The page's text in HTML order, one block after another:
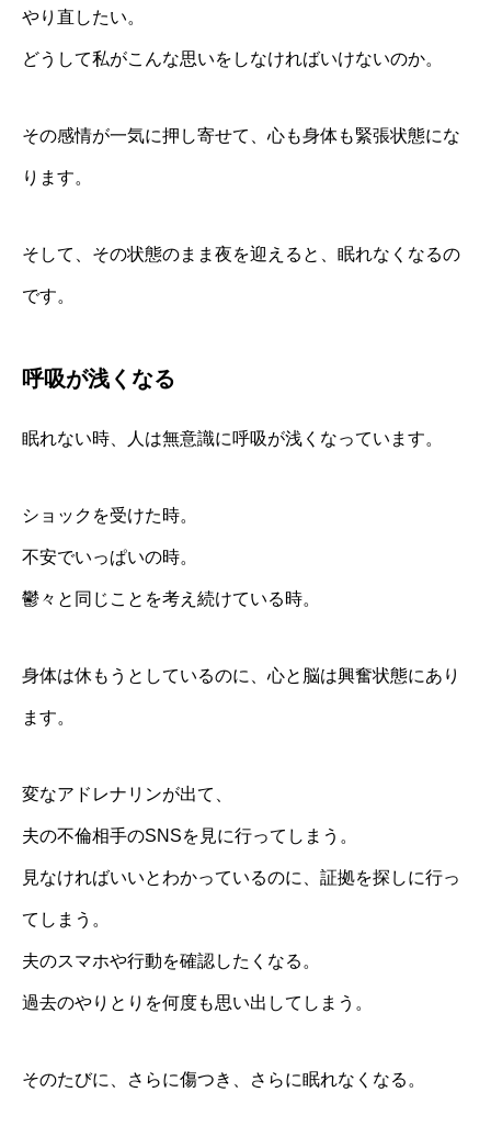
やり直したい。
どうして私がこんな思いをしなければいけないのか。
その感情が一気に押し寄せて、心も身体も緊張状態にな
ります。
そして、その状態のまま夜を迎えると、眠れなくなるの
です。
呼吸が浅くなる
眠れない時、人は無意識に呼吸が浅くなっています。
ショックを受けた時。
不安でいっぱいの時。
鬱々と同じことを考え続けている時。
身体は休もうとしているのに、心と脳は興奮状態にあり
ます。
変なアドレナリンが出て、
夫の不倫相手のSNSを見に行ってしまう。
見なければいいとわかっているのに、証拠を探しに行っ
てしまう。
夫のスマホや行動を確認したくなる。
過去のやりとりを何度も思い出してしまう。
そのたびに、さらに傷つき、さらに眠れなくなる。